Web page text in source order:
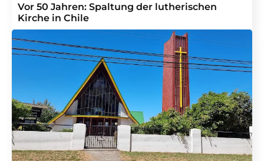
Vor 50 Jahren: Spaltung der lutherischen
Kirche in Chile